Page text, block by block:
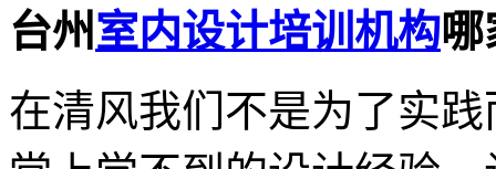
台州 室内设计培训机构哪
在清风我们不是为了实